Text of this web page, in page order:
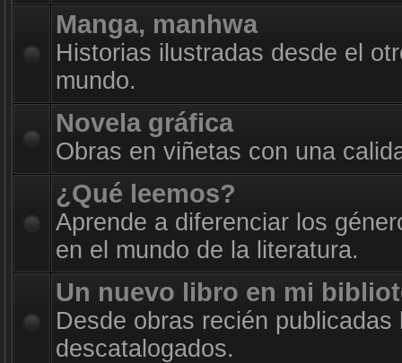
Manga, manhwa
Historias ilustradas desde el
mundo.
Novela gráfica
Obras en viñetas con una
¿Qué leemos?
Aprende a diferenciar los
en el mundo de la literatura.
Un nuevo libro en mi
Desde obras recién publicadas
descatalogados.